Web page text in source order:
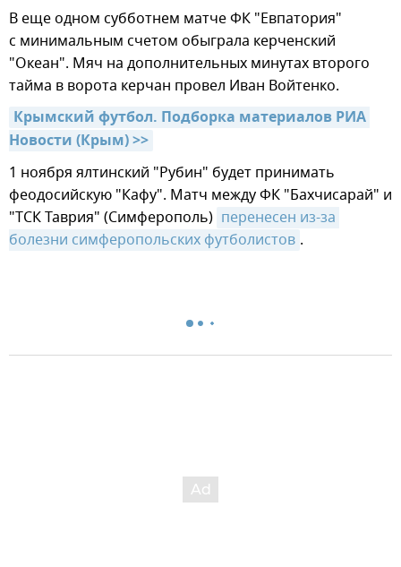
В еще одном субботнем матче ФК "Евпатория"
с минимальным счетом обыграла керченский
"Океан". Мяч на дополнительных минутах второго
тайма в ворота керчан провел Иван Войтенко.
Крымский футбол. Подборка материалов РИА
Новости (Крым) >>
1 ноября ялтинский "Рубин" будет принимать
феодосийскую "Кафу". Матч между ФК "Бахчисарай" и
"ТСК Таврия" (Симферополь) перенесен из-за
болезни симферопольских футболистов .